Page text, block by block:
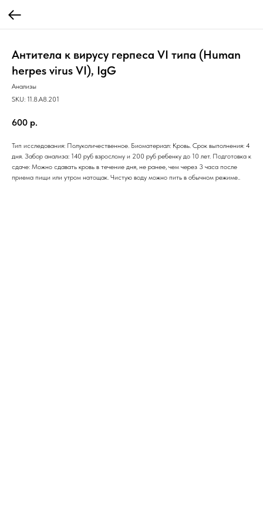
Антитела к вирусу герпеса VI типа (Human
herpes virus VI), IgG
Анализы
SKU: 11.8.A8.201
600 р.
Тип исследования: Полуколичественное. Биоматериал: Кровь. Срок выполнения: 4
дня. Забор анализа: 140 руб взрослому и 200 руб ребенку до 10 лет. Подготовка к
сдаче: Можно сдавать кровь в течение дня, не ранее, чем через 3 часа после
приема пищи или утром натощак. Чистую воду можно пить в обычном режиме..